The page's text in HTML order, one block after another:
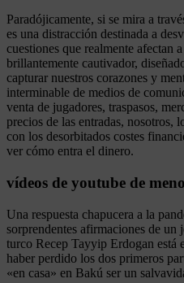
Paradójicamente, si se mira a
es una distracción destinada a
cuestiones que realmente afectan
brillantemente cautivador,
capturar nuestros corazones y
interminable de medios de
venta de jugadores, traspasos,
precios de las entradas, nosotros,
con los desorbitados costes
ver cómo entra el dinero.
vídeos de youtube de
Una respuesta chapucera a la
sorprendentes afirmaciones de un
turco Recep Tayyip Erdogan está
haber perdido los dos primeros
«en casa» en Bakú ser un